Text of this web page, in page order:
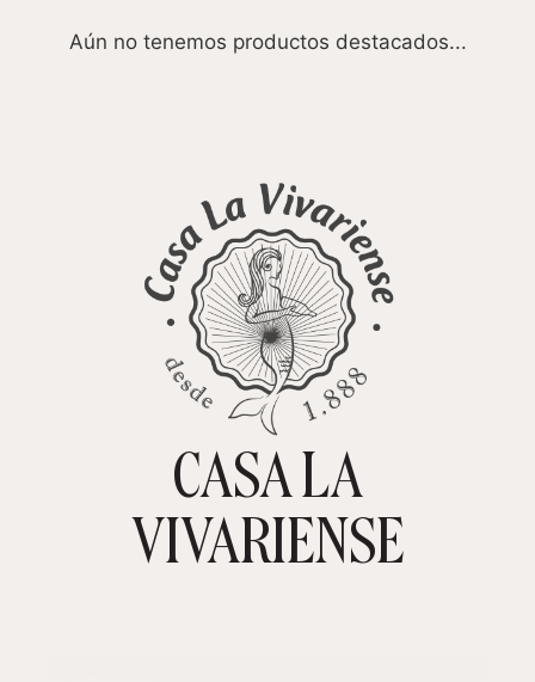
Aún no tenemos productos destacados...
TIENDA ONLINECASA LA
VIVARIENSE